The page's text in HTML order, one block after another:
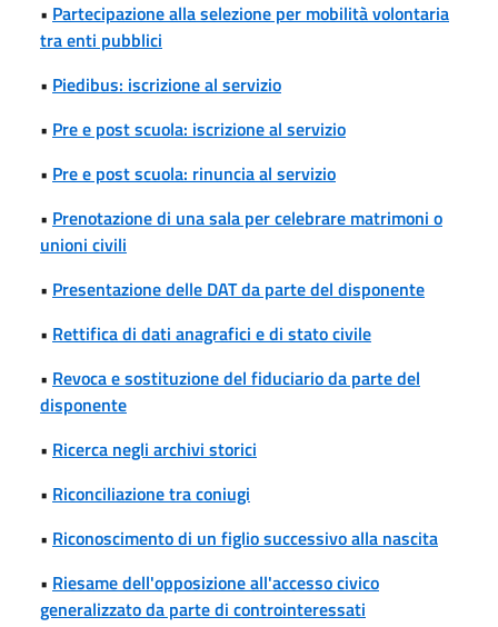
• Partecipazione alla selezione per mobilità volontaria
tra enti pubblici
• Piedibus: iscrizione al servizio
• Pre e post scuola: iscrizione al servizio
• Pre e post scuola: rinuncia al servizio
• Prenotazione di una sala per celebrare matrimoni o
unioni civili
• Presentazione delle DAT da parte del disponente
• Rettifica di dati anagrafici e di stato civile
• Revoca e sostituzione del fiduciario da parte del
disponente
• Ricerca negli archivi storici
• Riconciliazione tra coniugi
• Riconoscimento di un figlio successivo alla nascita
• Riesame dell'opposizione all'accesso civico
generalizzato da parte di controinteressati